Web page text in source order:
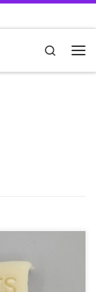
Search
à froid.